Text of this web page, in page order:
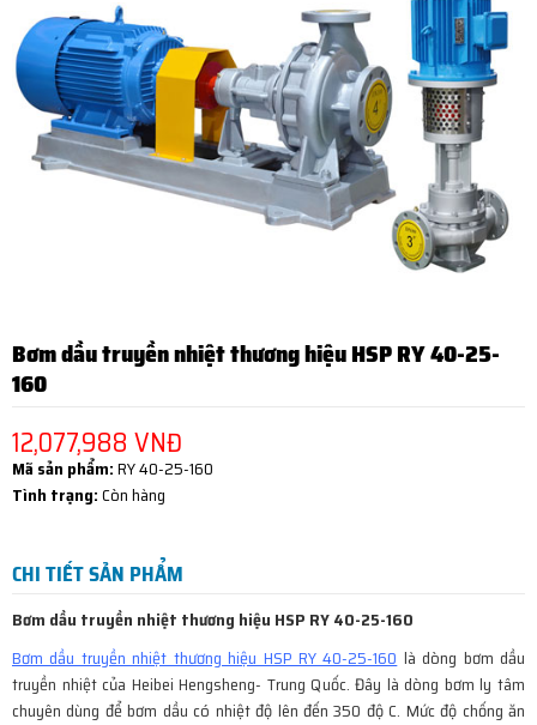
Bơm dầu truyền nhiệt thương hiệu HSP RY 40-25-
160
12,077,988 VNĐ
Mã sản phẩm:RY 40-25-160
Tình trạng:Còn hàng
CHI TIẾT SẢN PHẨM
Bơm dầu truyền nhiệt thương hiệu HSP RY 40-25-160
Bơm dầu truyền nhiệt thương hiệu HSP RY 40-25-160 là dòng bơm dầu
truyền nhiệt của Heibei Hengsheng- Trung Quốc. Đây là dòng bơm ly tâm
chuyên dùng để bơm dầu có nhiệt độ lên đến 350 độ C. Mức độ chống ăn